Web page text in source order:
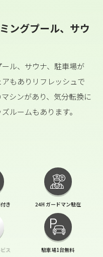
ングプール、サウ
ル、サウナ、駐車場が
もありリフレッシュで
シンがあり、気分転換に
ルームもあります。
き 24H ガードマン駐在
ス 駐車場1台無料